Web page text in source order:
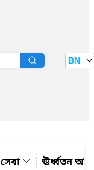
BN
ঊর্ধ্বতন